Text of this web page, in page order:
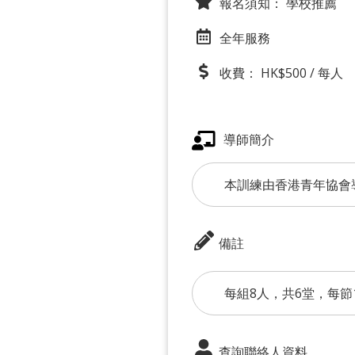
全年服務
收費： HK$500 / 每人
導師簡介
本訓練由香港青年協會
備註
每組8人，共6堂，每
查詢聯絡人資料